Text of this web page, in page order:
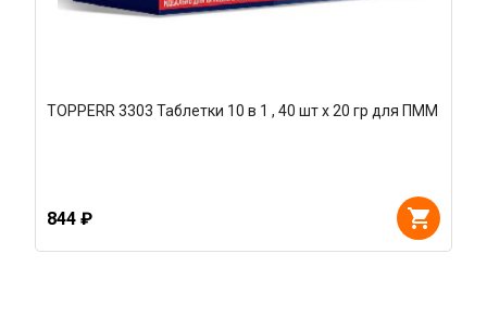
TOPPERR 3303 Таблетки 10 в 1 , 40 шт х 20 гр для ПММ
844 ₽